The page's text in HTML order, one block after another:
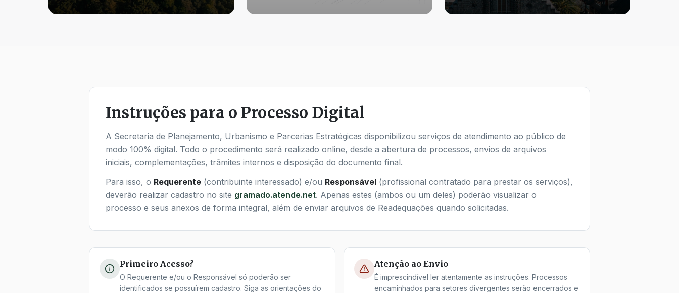
Instruções para o Processo Digital
A Secretaria de Planejamento, Urbanismo e Parcerias Estratégicas disponibilizou serviços de atendimento ao público de
modo 100% digital. Todo o procedimento será realizado online, desde a abertura de processos, envios de arquivos
iniciais, complementações, trâmites internos e disposição do documento final.
Para isso, o Requerente (contribuinte interessado) e/ou Responsável (profissional contratado para prestar os serviços),
deverão realizar cadastro no site gramado.atende.net. Apenas estes (ambos ou um deles) poderão visualizar o
processo e seus anexos de forma integral, além de enviar arquivos de Readequações quando solicitadas.
Primeiro Acesso?
O Requerente e/ou o Responsável só poderão ser
identificados se possuírem cadastro. Siga as orientações do
Atenção ao Envio
É imprescindível ler atentamente as instruções. Processos
encaminhados para setores divergentes serão encerrados e